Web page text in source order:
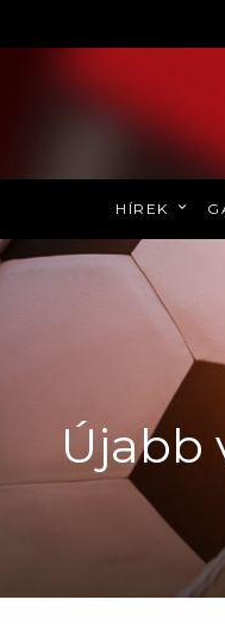
HÍREK
Újabb